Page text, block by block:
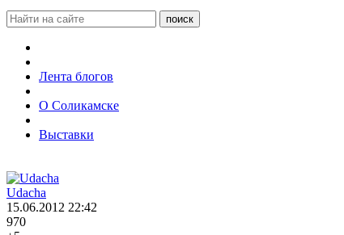
Лента блогов
О Соликамске
Выставки
Udacha
15.06.2012 22:42
970